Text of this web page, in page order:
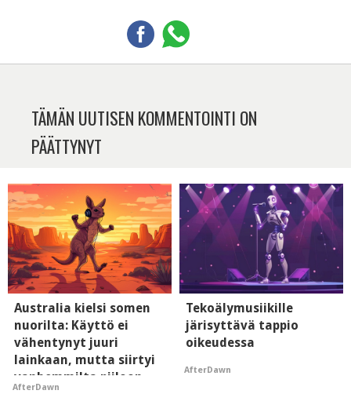
TÄMÄN UUTISEN KOMMENTOINTI ON
PÄÄTTYNYT
Australia kielsi somen
nuorilta: Käyttö ei
vähentynyt juuri
lainkaan, mutta siirtyi
vanhemmilta piiloon
AfterDawn
Tekoälymusiikille
järisyttävä tappio
oikeudessa
AfterDawn